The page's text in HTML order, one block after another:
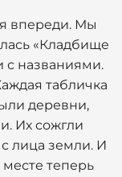
впереди. Мы
«Кладбище
с названиями.
табличка
деревни,
Их сожгли
лица земли. И
теперь